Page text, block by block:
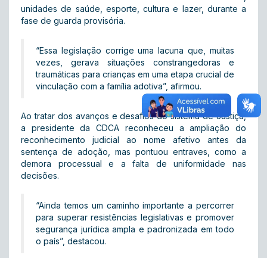
unidades de saúde, esporte, cultura e lazer, durante a
fase de guarda provisória.
“Essa legislação corrige uma lacuna que, muitas
vezes, gerava situações constrangedoras e
traumáticas para crianças em uma etapa crucial de
vinculação com a família adotiva”, afirmou.
Ao tratar dos avanços e desafios do sistema de Justiça,
a presidente da CDCA reconheceu a ampliação do
reconhecimento judicial ao nome afetivo antes da
sentença de adoção, mas pontuou entraves, como a
demora processual e a falta de uniformidade nas
decisões.
“Ainda temos um caminho importante a percorrer
para superar resistências legislativas e promover
segurança jurídica ampla e padronizada em todo
o país”, destacou.